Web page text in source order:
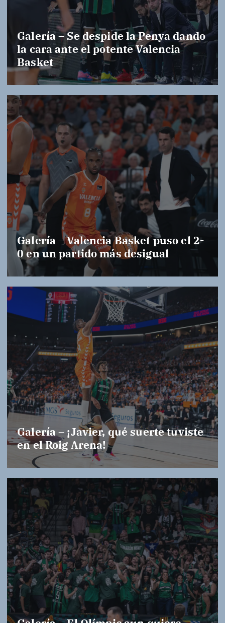
Galería – Se despide la Penya dando
la cara ante el potente Valencia
Basket
Galería – Valencia Basket puso el 2-
0 en un partido más desigual
Galería – ¡Javier, qué suerte tuviste
en el Roig Arena!